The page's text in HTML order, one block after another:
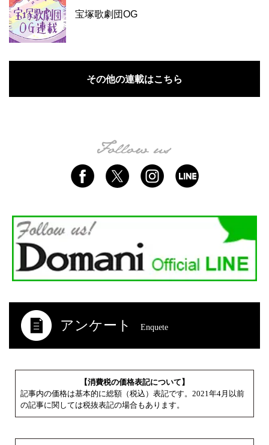
宝塚歌劇団OG
その他の連載はこちら
アンケート Enquete
【消費税の価格表記について】
記事内の価格は基本的に総額（税込）表記です。2021年4月以前
の記事に関しては税抜表記の場合もあります。